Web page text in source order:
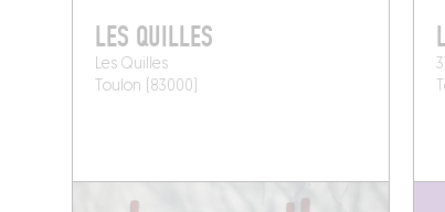
LES QUILLES
Les Quilles
Toulon (83000)